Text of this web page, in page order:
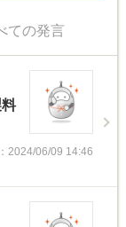
ての発言
2024/06/09 14:46